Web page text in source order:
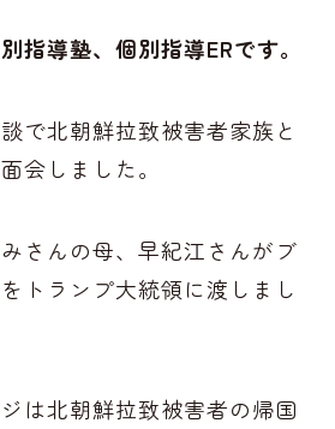
指導塾、個別指導ERです。
で北朝鮮拉致被害者家族と
会しました。
さんの母、早紀江さんがブ
トランプ大統領に渡しまし
は北朝鮮拉致被害者の帰国